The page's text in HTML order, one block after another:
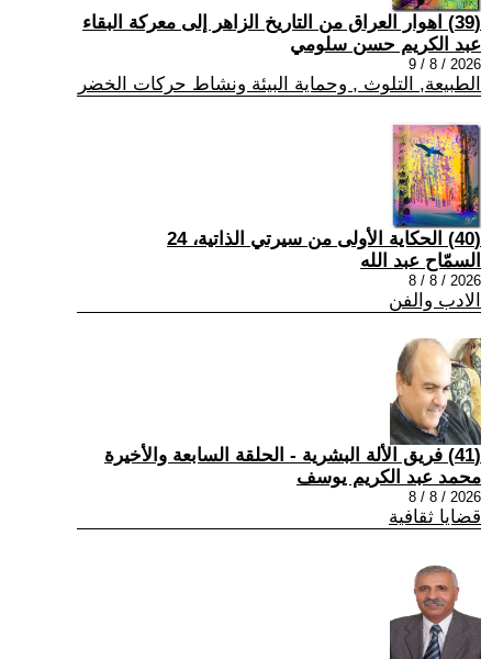
(39) اهوار العراق من التاريخ الزاهر إلى معركة البقاء
عبد الكريم حسن سلومي
2026 / 8 / 9
الطبيعة, التلوث , وحماية البيئة ونشاط حركات الخضر
(40) الحكاية الأولى من سيرتي الذاتية، 24
السمّاح عبد الله
2026 / 8 / 8
الادب والفن
(41) فريق الألة البشرية - الحلقة السابعة والأخيرة
محمد عبد الكريم يوسف
2026 / 8 / 8
قضايا ثقافية